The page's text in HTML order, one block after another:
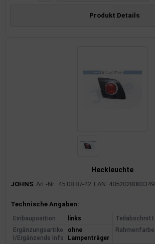
Produkt Details
Heckleuchte
JOHNS Art.-Nr.: 45 08 87-42 EAN: 4052028083349
Produktinformationen
Technische Angaben:
Einbauposition links Teilabschnitt
Ergänzungsartike
l/Ergänzende Info
ohne
Lampenträger
Rahmenfarbe